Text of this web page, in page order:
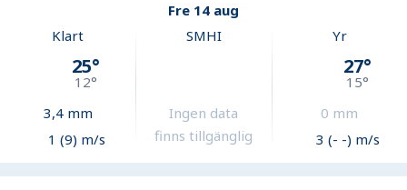
Fre 14 aug
Klart
25°
12°
3,4mm
1 (9) m/s
SMHI
Ingen data
finns tillgänglig
Yr
27°
15°
0 mm
3 (- -) m/s